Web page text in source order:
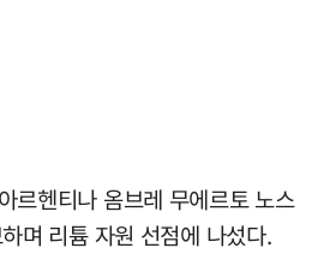
르헨티나 옴브레 무에르토 노스
며 리튬 자원 선점에 나섰다.